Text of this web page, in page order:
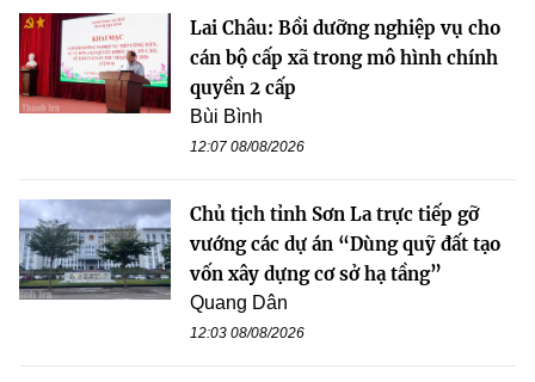
Lai Châu: Bồi dưỡng nghiệp vụ cho
cán bộ cấp xã trong mô hình chính
quyền 2 cấp
Bùi Bình
12:07 08/08/2026
Chủ tịch tỉnh Sơn La trực tiếp gỡ
vướng các dự án “Dùng quỹ đất tạo
vốn xây dựng cơ sở hạ tầng”
Quang Dân
12:03 08/08/2026